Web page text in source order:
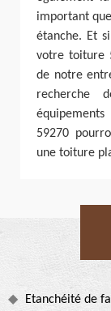
important
étanche. Et
votre toiture
de notre
recherche
59270
une toiture
Etanchéité de